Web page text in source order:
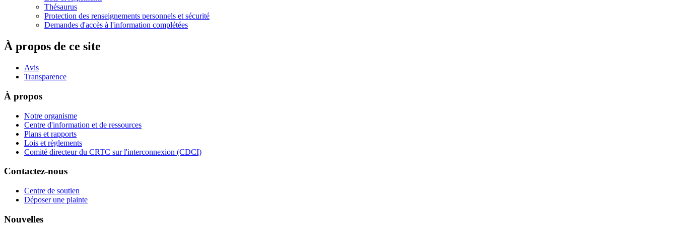
Thésaurus
Protection des renseignements personnels et sécurité
Demandes d'accès à l'information complétées
À propos de ce site
Avis
Transparence
À propos
Notre organisme
Centre d'information et de ressources
Plans et rapports
Lois et règlements
Comité directeur du CRTC sur l'interconnexion (CDCI)
Contactez-nous
Centre de soutien
Déposer une plainte
Nouvelles